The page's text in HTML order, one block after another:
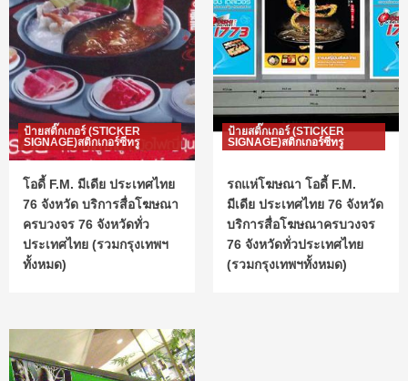
ป้ายสติ๊กเกอร์ (STICKER
SIGNAGE)สติกเกอร์ซีทรู
โอดี้ F.M. มีเดีย ประเทศไทย
76 จังหวัด บริการสื่อโฆษณา
ครบวงจร 76 จังหวัดทั่ว
ประเทศไทย (รวมกรุงเทพฯ
ทั้งหมด)
ป้ายสติ๊กเกอร์ (STICKER
SIGNAGE)สติกเกอร์ซีทรู
รถแห่โฆษณา โอดี้ F.M.
มีเดีย ประเทศไทย 76 จังหวัด
บริการสื่อโฆษณาครบวงจร
76 จังหวัดทั่วประเทศไทย
(รวมกรุงเทพฯทั้งหมด)